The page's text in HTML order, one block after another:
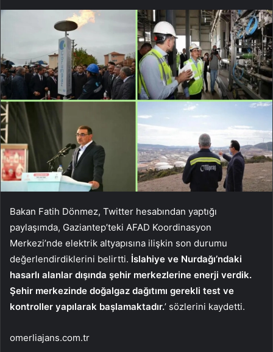
Bakan Fatih Dönmez, Twitter hesabından yaptığı
paylaşımda, Gaziantep’teki AFAD Koordinasyon
Merkezi’nde elektrik altyapısına ilişkin son durumu
değerlendirdiklerini belirtti. İslahiye ve Nurdağı’ndaki
hasarlı alanlar dışında şehir merkezlerine enerji verdik.
Şehir merkezinde doğalgaz dağıtımı gerekli test ve
kontroller yapılarak başlamaktadır.’ sözlerini kaydetti.
omerliajans.com.tr